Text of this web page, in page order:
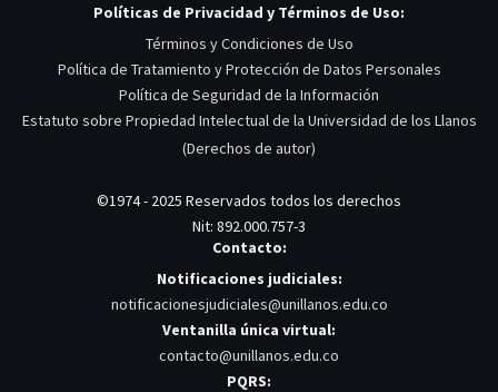
Políticas de Privacidad y Términos de Uso:
Términos y Condiciones de Uso
Política de Tratamiento y Protección de Datos Personales
Política de Seguridad de la Información
Estatuto sobre Propiedad Intelectual de la Universidad de los Llanos
(Derechos de autor)
©1974 - 2025 Reservados todos los derechos
Nit: 892.000.757-3
Contacto:
Notificaciones judiciales:
notificacionesjudiciales@unillanos.edu.co
Ventanilla única virtual:
contacto@unillanos.edu.co
PQRS: